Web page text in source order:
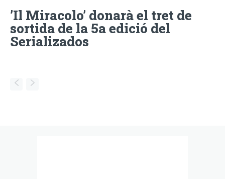
’Il Miracolo’ donarà el tret de
sortida de la 5a edició del
Serializados